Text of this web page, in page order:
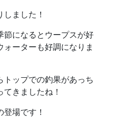
ました！
節になるとウープスが好
ーターも好調になりま
ップでの釣果があっち
きましたね！
登場です！